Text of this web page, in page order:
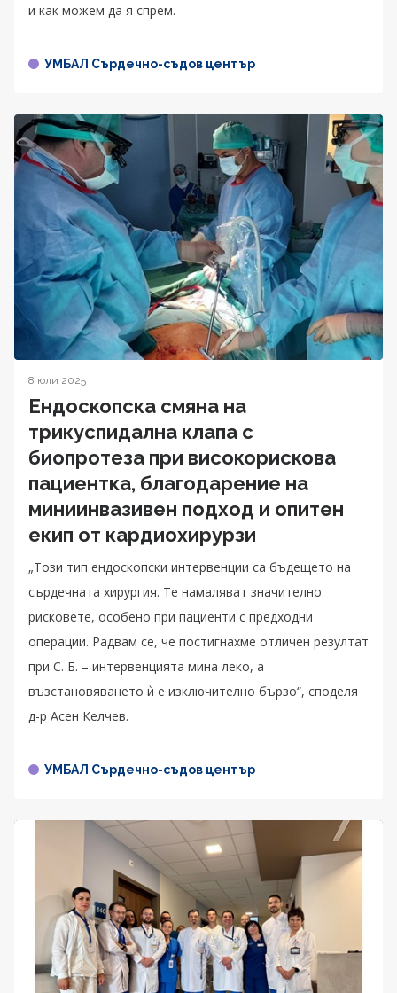
и как можем да я спрем.
УМБАЛ Сърдечно-съдов център
8 юли 2025
Ендоскопска смяна на
трикуспидална клапа с
биопротеза при високорискова
пациентка, благодарение на
миниинвазивен подход и опитен
екип от кардиохирурзи
„Този тип ендоскопски интервенции са бъдещето на
сърдечната хирургия. Те намаляват значително
рисковете, особено при пациенти с предходни
операции. Радвам се, че постигнахме отличен резултат
при С. Б. – интервенцията мина леко, а
възстановяването ѝ е изключително бързо“, споделя
д-р Асен Келчев.
УМБАЛ Сърдечно-съдов център